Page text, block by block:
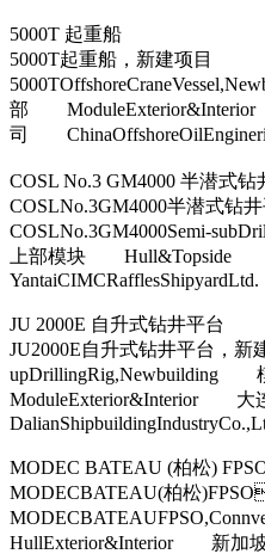
5000T 起重船
5000T起重船，新建项目
部
司
COSL No.3 GM4000 半潜式钻
COSLNo.3GM4000半潜式钻
COSLNo.3GM4000Semi-
上部模块 Hull&Topside
YantaiCIMCRafflesShipyardLtd.
JU 2000E 自升式钻井平台
JU2000E自升式钻井平台
ModuleExterior&Interior
MODEC BATEAU (柏松)
MODECBATEAU(柏松
HullExterior&Interior 新加坡